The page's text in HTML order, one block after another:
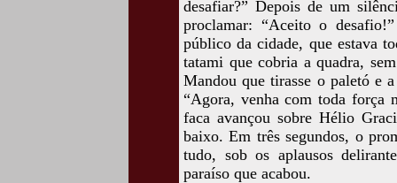
desafiar?” Depois de um
proclamar: “Aceito o
público da cidade, que estava
tatami que cobria a quadra,
Mandou que tirasse o paletó e
“Agora, venha com toda força
faca avançou sobre Hélio
baixo. Em três segundos, o
tudo, sob os aplausos
paraíso que acabou.